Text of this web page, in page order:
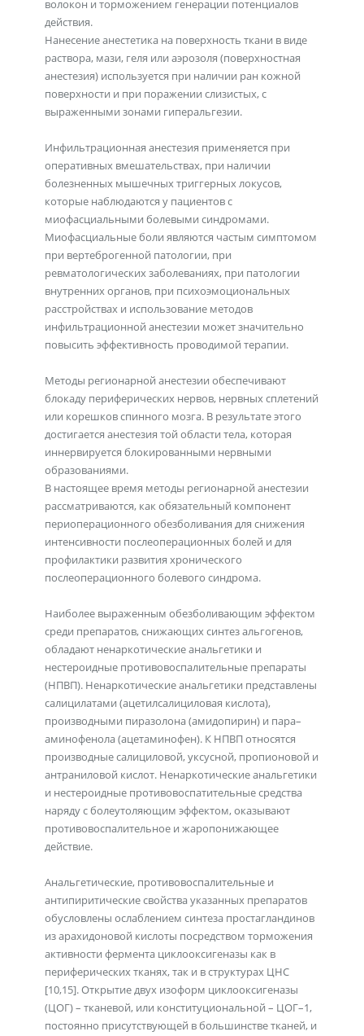
волокон и торможением генерации потенциалов
действия.
Нанесение анестетика на поверхность ткани в виде
раствора, мази, геля или аэрозоля (поверхностная
анестезия) используется при наличии ран кожной
поверхности и при поражении слизистых, с
выраженными зонами гиперальгезии.
Инфильтрационная анестезия применяется при
оперативных вмешательствах, при наличии
болезненных мышечных триггерных локусов,
которые наблюдаются у пациентов с
миофасциальными болевыми синдромами.
Миофасциальные боли являются частым симптомом
при вертеброгенной патологии, при
ревматологических заболеваниях, при патологии
внутренних органов, при психоэмоциональных
расстройствах и использование методов
инфильтрационной анестезии может значительно
повысить эффективность проводимой терапии.
Методы регионарной анестезии обеспечивают
блокаду периферических нервов, нервных сплетений
или корешков спинного мозга. В результате этого
достигается анестезия той области тела, которая
иннервируется блокированными нервными
образованиями.
В настоящее время методы регионарной анестезии
рассматриваются, как обязательный компонент
периоперационного обезболивания для снижения
интенсивности послеоперационных болей и для
профилактики развития хронического
послеоперационного болевого синдрома.
Наиболее выраженным обезболивающим эффектом
среди препаратов, снижающих синтез альгогенов,
обладают ненаркотические анальгетики и
нестероидные противовоспалительные препараты
(НПВП). Ненаркотические анальгетики представлены
салицилатами (ацетилсалициловая кислота),
производными пиразолона (амидопирин) и пара–
аминофенола (ацетаминофен). К НПВП относятся
производные салициловой, уксусной, пропионовой и
антраниловой кислот. Ненаркотические анальгетики
и нестероидные противовоспатительные средства
наряду с болеутоляющим эффектом, оказывают
противовоспалительное и жаропонижающее
действие.
Анальгетические, противовоспалительные и
антипиритические свойства указанных препаратов
обусловлены ослаблением синтеза простагландинов
из арахидоновой кислоты посредством торможения
активности фермента циклооксигеназы как в
периферических тканях, так и в структурах ЦНС
[10,15]. Открытие двух изоформ циклооксигеназы
(ЦОГ) – тканевой, или конституциональной – ЦОГ–1,
постоянно присутствующей в большинстве тканей, и